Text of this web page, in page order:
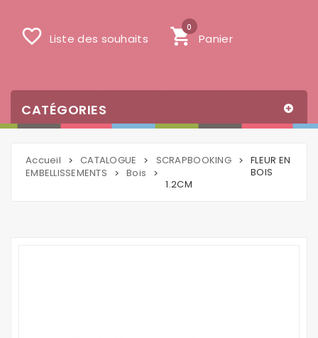
shopping_cart Panier
0
favorite_border Liste des souhaits
CATÉGORIES
Accueil > CATALOGUE > SCRAPBOOKING >
EMBELLISSEMENTS
> Bois >
FLEUR EN
BOIS
1.2CM